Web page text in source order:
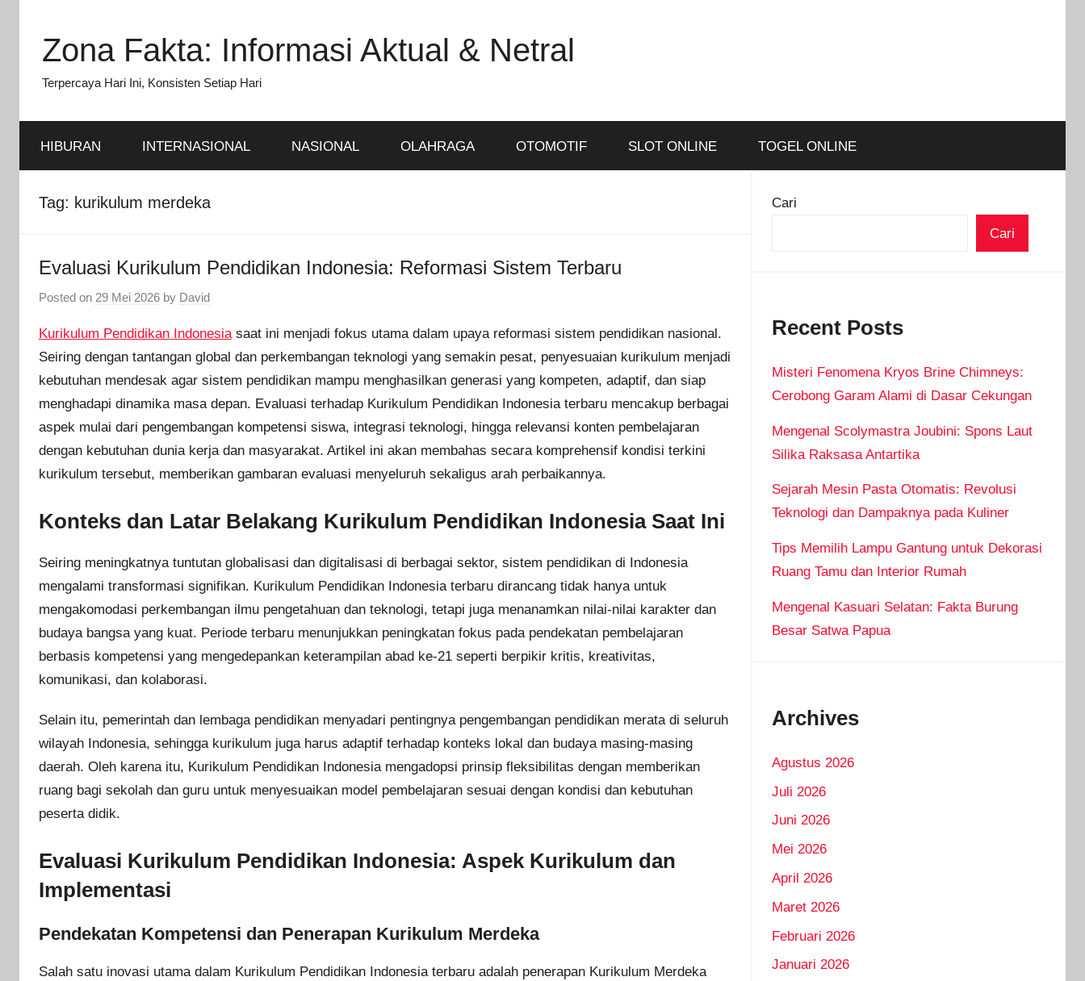
content
Zona Fakta: Informasi Aktual & Netral
Terpercaya Hari Ini, Konsisten Setiap Hari
HIBURAN INTERNASIONAL NASIONAL OLAHRAGA OTOMOTIF SLOT ONLINE TOGEL ONLINE
Tag: kurikulum merdeka
Evaluasi Kurikulum Pendidikan Indonesia: Reformasi Sistem Terbaru
Posted on 29 Mei 2026 by David
Kurikulum Pendidikan Indonesia saat ini menjadi fokus utama dalam upaya reformasi sistem pendidikan nasional.
Seiring dengan tantangan global dan perkembangan teknologi yang semakin pesat, penyesuaian kurikulum menjadi
kebutuhan mendesak agar sistem pendidikan mampu menghasilkan generasi yang kompeten, adaptif, dan siap
menghadapi dinamika masa depan. Evaluasi terhadap Kurikulum Pendidikan Indonesia terbaru mencakup berbagai
aspek mulai dari pengembangan kompetensi siswa, integrasi teknologi, hingga relevansi konten pembelajaran
dengan kebutuhan dunia kerja dan masyarakat. Artikel ini akan membahas secara komprehensif kondisi terkini
kurikulum tersebut, memberikan gambaran evaluasi menyeluruh sekaligus arah perbaikannya.
Konteks dan Latar Belakang Kurikulum Pendidikan Indonesia Saat Ini
Seiring meningkatnya tuntutan globalisasi dan digitalisasi di berbagai sektor, sistem pendidikan di Indonesia
mengalami transformasi signifikan. Kurikulum Pendidikan Indonesia terbaru dirancang tidak hanya untuk
mengakomodasi perkembangan ilmu pengetahuan dan teknologi, tetapi juga menanamkan nilai-nilai karakter dan
budaya bangsa yang kuat. Periode terbaru menunjukkan peningkatan fokus pada pendekatan pembelajaran
berbasis kompetensi yang mengedepankan keterampilan abad ke-21 seperti berpikir kritis, kreativitas,
komunikasi, dan kolaborasi.
Selain itu, pemerintah dan lembaga pendidikan menyadari pentingnya pengembangan pendidikan merata di seluruh
wilayah Indonesia, sehingga kurikulum juga harus adaptif terhadap konteks lokal dan budaya masing-masing
daerah. Oleh karena itu, Kurikulum Pendidikan Indonesia mengadopsi prinsip fleksibilitas dengan memberikan
ruang bagi sekolah dan guru untuk menyesuaikan model pembelajaran sesuai dengan kondisi dan kebutuhan
peserta didik.
Evaluasi Kurikulum Pendidikan Indonesia: Aspek Kurikulum dan
Implementasi
Pendekatan Kompetensi dan Penerapan Kurikulum Merdeka
Salah satu inovasi utama dalam Kurikulum Pendidikan Indonesia terbaru adalah penerapan Kurikulum Merdeka
Cari
Cari
Recent Posts
Misteri Fenomena Kryos Brine Chimneys:
Cerobong Garam Alami di Dasar Cekungan
Mengenal Scolymastra Joubini: Spons Laut
Silika Raksasa Antartika
Sejarah Mesin Pasta Otomatis: Revolusi
Teknologi dan Dampaknya pada Kuliner
Tips Memilih Lampu Gantung untuk Dekorasi
Ruang Tamu dan Interior Rumah
Mengenal Kasuari Selatan: Fakta Burung
Besar Satwa Papua
Archives
Agustus 2026
Juli 2026
Juni 2026
Mei 2026
April 2026
Maret 2026
Februari 2026
Januari 2026